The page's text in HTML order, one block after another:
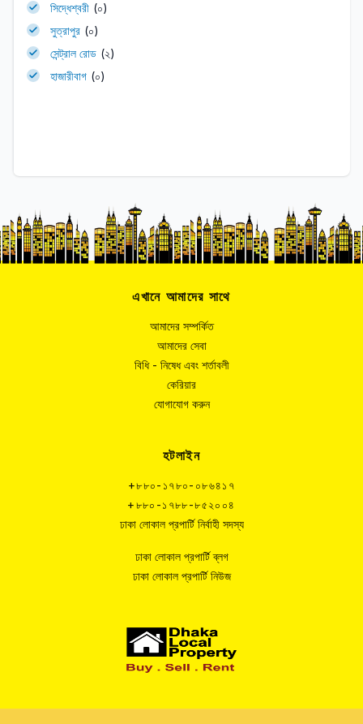
সিদ্ধেশ্বরী (০)
সুত্রাপুর (০)
সেন্ট্রাল রোড (২)
হাজারীবাগ (০)
এখানে আমাদের সাথে
আমাদের সম্পর্কিত
আমাদের সেবা
বিধি - নিষেধ এবং শর্তাবলী
কেরিয়ার
যোগাযোগ করুন
হটলাইন
+৮৮০-১৭৮০-০৮৬৪১৭
+৮৮০-১৭৮৮-৮৫২০০৪
ঢাকা লোকাল প্রপার্টি নির্বাহী সদস্য
ঢাকা লোকাল প্রপার্টি ব্লগ
ঢাকা লোকাল প্রপার্টি নিউজ